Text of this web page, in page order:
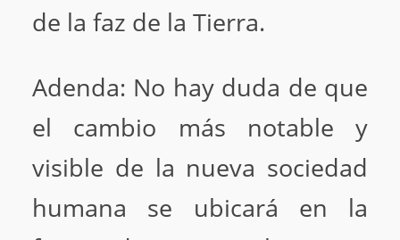
de la faz de la Tierra.
Adenda: No hay duda de que
el cambio más notable y
visible de la nueva sociedad
humana se ubicará en la